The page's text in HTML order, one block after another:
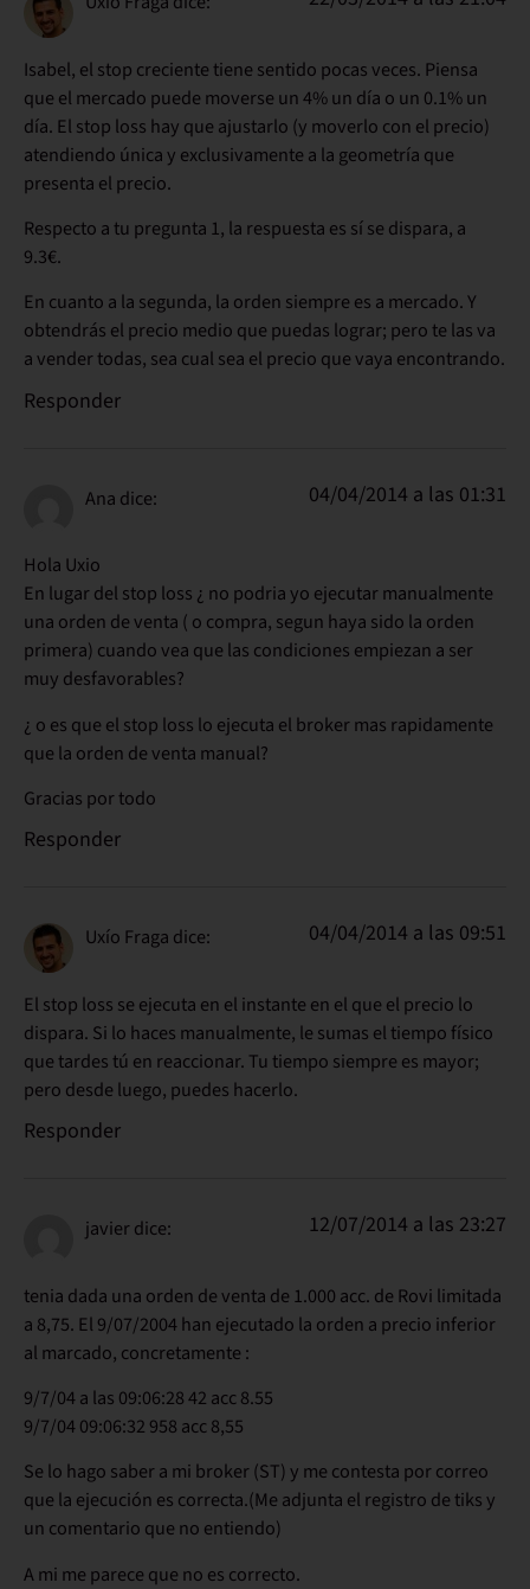
Isabel, el stop creciente tiene sentido pocas veces. Piensa
que el mercado puede moverse un 4% un día o un 0.1% un
día. El stop loss hay que ajustarlo (y moverlo con el precio)
atendiendo única y exclusivamente a la geometría que
presenta el precio.
Respecto a tu pregunta 1, la respuesta es sí se dispara, a
9.3€.
En cuanto a la segunda, la orden siempre es a mercado. Y
obtendrás el precio medio que puedas lograr; pero te las va
a vender todas, sea cual sea el precio que vaya encontrando.
Responder
Ana dice: 04/04/2014 a las 01:31
Hola Uxio
En lugar del stop loss ¿ no podria yo ejecutar manualmente
una orden de venta ( o compra, segun haya sido la orden
primera) cuando vea que las condiciones empiezan a ser
muy desfavorables?
¿ o es que el stop loss lo ejecuta el broker mas rapidamente
que la orden de venta manual?
Gracias por todo
Responder
Uxío Fraga dice: 04/04/2014 a las 09:51
El stop loss se ejecuta en el instante en el que el precio lo
dispara. Si lo haces manualmente, le sumas el tiempo físico
que tardes tú en reaccionar. Tu tiempo siempre es mayor;
pero desde luego, puedes hacerlo.
Responder
javierdice: 12/07/2014 a las 23:27
tenia dada una orden de venta de 1.000 acc. de Rovi limitada
a 8,75. El 9/07/2004 han ejecutado la orden a precio inferior
al marcado, concretamente :
9/7/04 a las 09:06:28 42 acc 8.55
9/7/04 09:06:32 958 acc 8,55
Se lo hago saber a mi broker (ST) y me contesta por correo
que la ejecución es correcta.(Me adjunta el registro de tiks y
un comentario que no entiendo)
A mi me parece que no es correcto.